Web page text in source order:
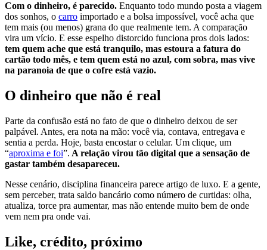
Com o dinheiro, é parecido. Enquanto todo mundo posta a viagem
dos sonhos, o carro importado e a bolsa impossível, você acha que
tem mais (ou menos) grana do que realmente tem. A comparação
vira um vício. E esse espelho distorcido funciona pros dois lados:
tem quem ache que está tranquilo, mas estoura a fatura do
cartão todo mês, e tem quem está no azul, com sobra, mas vive
na paranoia de que o cofre está vazio.
O dinheiro que não é real
Parte da confusão está no fato de que o dinheiro deixou de ser
palpável. Antes, era nota na mão: você via, contava, entregava e
sentia a perda. Hoje, basta encostar o celular. Um clique, um
“aproxima e foi”. A relação virou tão digital que a sensação de
gastar também desapareceu.
Nesse cenário, disciplina financeira parece artigo de luxo. E a gente,
sem perceber, trata saldo bancário como número de curtidas: olha,
atualiza, torce pra aumentar, mas não entende muito bem de onde
vem nem pra onde vai.
Like, crédito, próximo